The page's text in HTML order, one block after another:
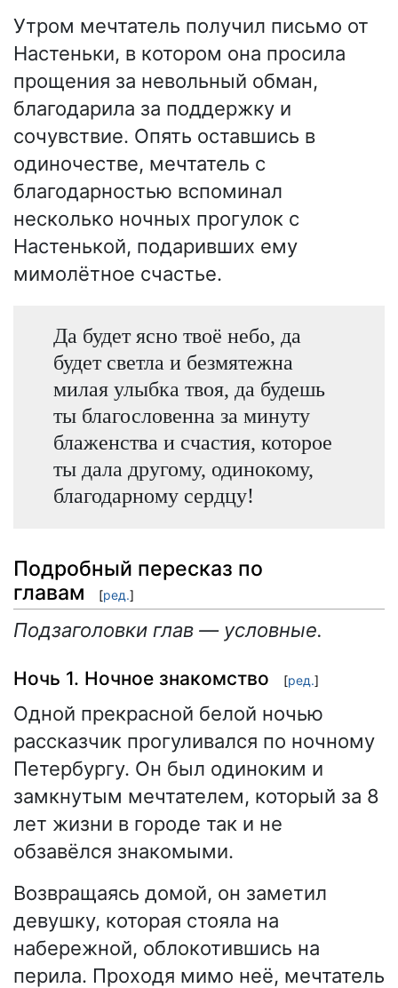
Утром мечтатель получил письмо от
Настеньки, в котором она просила
прощения за невольный обман,
благодарила за поддержку и
сочувствие. Опять оставшись в
одиночестве, мечтатель с
благодарностью вспоминал
несколько ночных прогулок с
Настенькой, подаривших ему
мимолётное счастье.
Да будет ясно твоё небо, да
будет светла и безмятежна
милая улыбка твоя, да будешь
ты благословенна за минуту
блаженства и счастия, которое
ты дала другому, одинокому,
благодарному сердцу!
Подробный пересказ по
главам
[ред.]
Подзаголовки глав — условные.
Ночь 1. Ночное знакомство [ред.]
Одной прекрасной белой ночью
рассказчик прогуливался по ночному
Петербургу. Он был одиноким и
замкнутым мечтателем, который за 8
лет жизни в городе так и не
обзавёлся знакомыми.
Возвращаясь домой, он заметил
девушку, которая стояла на
набережной, облокотившись на
перила. Проходя мимо неё, мечтатель